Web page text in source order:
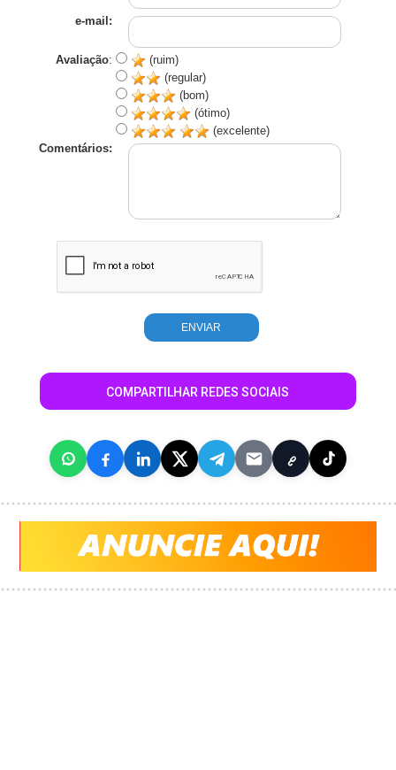
e-mail:
Avaliação:
(ruim)
(regular)
(bom)
(ótimo)
(excelente)
Comentários:
COMPARTILHAR REDES SOCIAIS